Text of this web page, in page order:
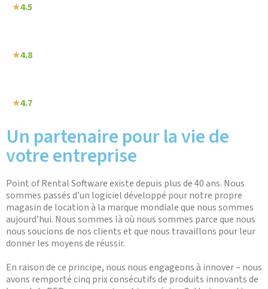
★4.5
★4.8
★4.7
Un partenaire pour la vie de
votre entreprise
Point of Rental Software existe depuis plus de 40 ans. Nous
sommes passés d’un logiciel développé pour notre propre
magasin de location à la marque mondiale que nous sommes
aujourd’hui. Nous sommes là où nous sommes parce que nous
nous soucions de nos clients et que nous travaillons pour leur
donner les moyens de réussir.
En raison de ce principe, nous nous engageons à innover – nous
avons remporté cinq prix consécutifs de produits innovants de